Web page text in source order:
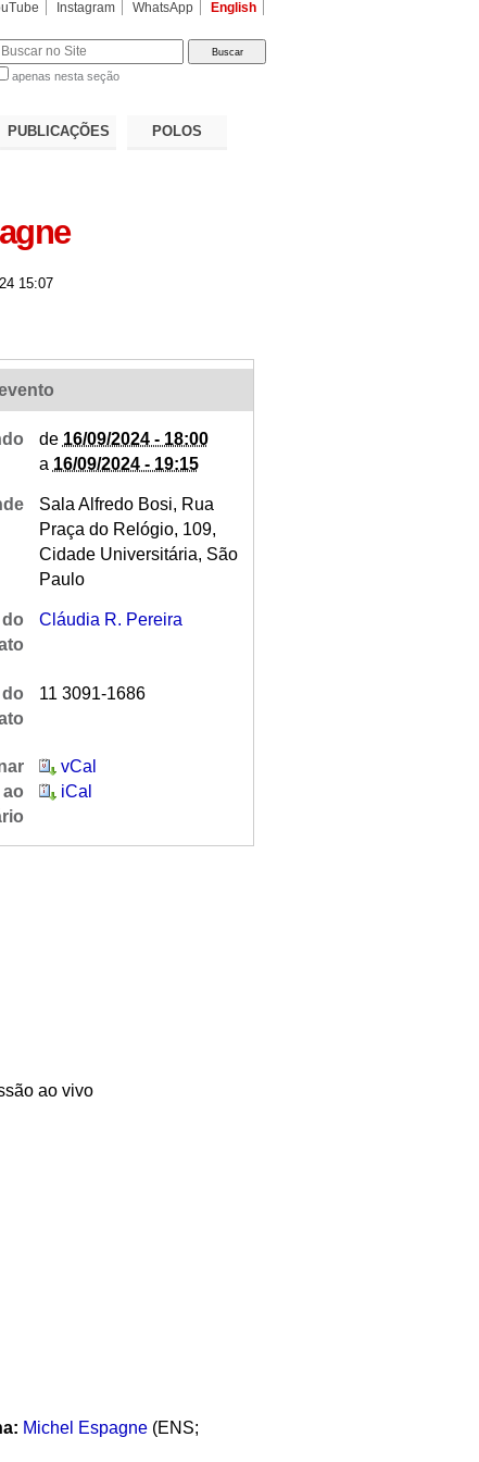
Instagram WhatsApp English
apenas nesta seção
PUBLICAÇÕES POLOS
15:07
de 16/09/2024 - 18:00
a 16/09/2024 - 19:15
Sala Alfredo Bosi, Rua
Praça do Relógio, 109,
Cidade Universitária, São
Paulo
do
Cláudia R. Pereira
11 3091-1686
vCal
iCal
ao vivo
Michel Espagne(ENS;